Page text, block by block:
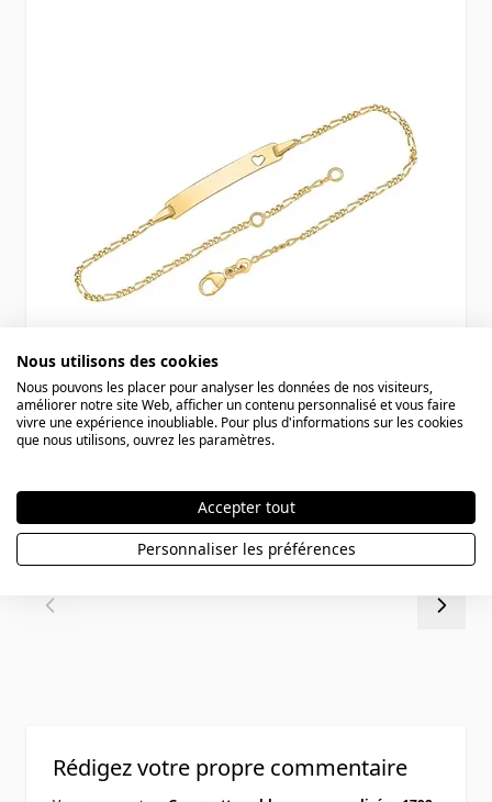
Gourmette or personnalisée - 1244
Rédigez votre propre commentaire
Nous utilisons des cookies
Nous pouvons les placer pour analyser les données de nos visiteurs,
améliorer notre site Web, afficher un contenu personnalisé et vous faire
vivre une expérience inoubliable. Pour plus d'informations sur les cookies
que nous utilisons, ouvrez les paramètres.
Accepter tout
Personnaliser les préférences